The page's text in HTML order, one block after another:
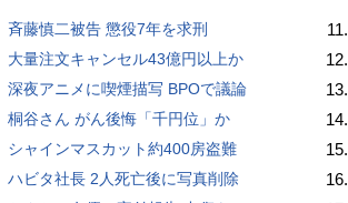
斉藤慎二被告 懲役7年を求刑
大量注文キャンセル43億円以上か
深夜アニメに喫煙描写 BPOで議論
桐谷さん がん後悔「千円位」か
シャインマスカット約400房盗難
ハビタ社長 2人死亡後に写真削除
11.
12.
13.
14.
15.
16.